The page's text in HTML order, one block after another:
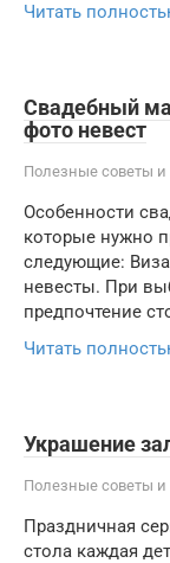
Читать
Свадебный
фото невест
Полезные советы и
Особенности
которые нужно
следующие:
невесты. При
предпочтение
Читать
Украшение
Полезные советы и
Праздничная
стола каждая